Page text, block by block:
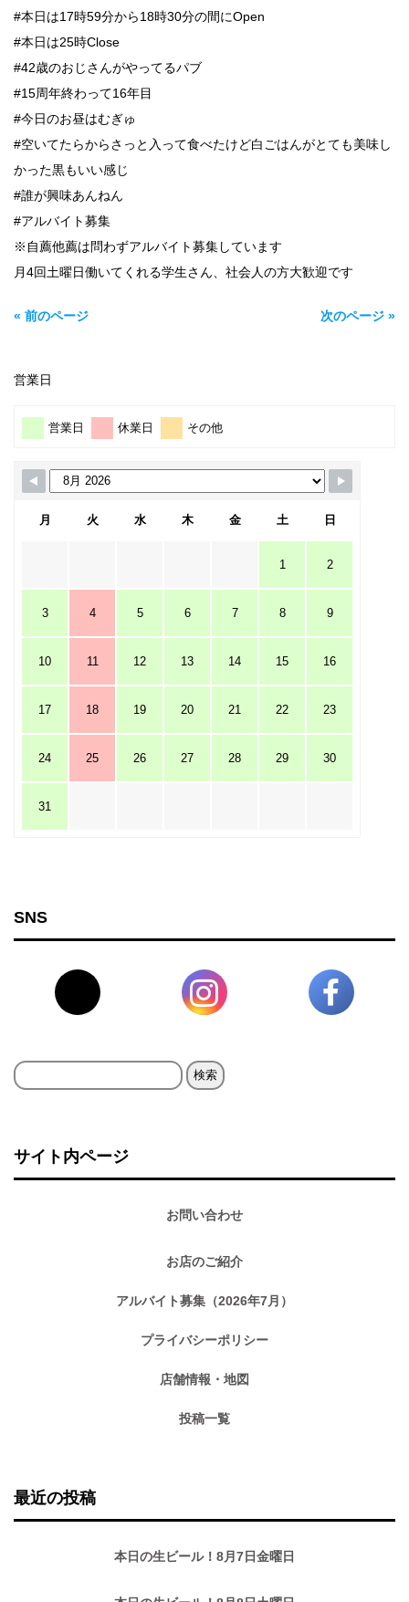
#本日は17時59分から18時30分の間にOpen
#本日は25時Close
#42歳のおじさんがやってるパブ
#15周年終わって16年目
#今日のお昼はむぎゅ
#空いてたらからさっと入って食べたけど白ごはんがとても美味し
かった黒もいい感じ
#誰が興味あんねん
#アルバイト募集
※自薦他薦は問わずアルバイト募集しています
月4回土曜日働いてくれる学生さん、社会人の方大歓迎です
« 前のページ 次のページ »
営業日
営業日 休業日 その他
月 火 水 木 金 土 日
1 2
3 4 5 6 7 8 9
10 11 12 13 14 15 16
17 18 19 20 21 22 23
24 25 26 27 28 29 30
31
SNS
検
サイト内ページ
お問い合わせ
お店のご紹介
アルバイト募集（2026年7月）
プライバシーポリシー
店舗情報・地図
投稿一覧
最近の投稿
本日の生ビール！8月7日金曜日